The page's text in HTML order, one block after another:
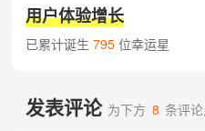
用户体验增长
已累计诞生 795位幸运星
发表评论 为下方 8 条评